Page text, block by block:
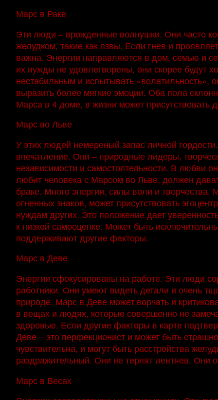
Марс в Раке
Эти люди – врожденные волнушки. Они часто
желудком, такие как язвы. Если гнев и
важна. Энергии направляются в дом, семью и
их нужды не удовлетворены, они скорее будут
нестабильным и испытывать «волатильность»,
выразить более мягкие эмоции. Оба пола
Марса в 4 доме, в жизни может присутствовать
Марс во Льве
У этих людей немереный запас личной
впечатление. Они – природные лидеры,
независимости и самостоятельности. В любви
любит человека с Марсом во Льве, должен
браке. Много энергии, силы воли и творчества.
огненных знаков, может присутствовать
нуждам других. Это положение дает
к низкой самооценке. Может быть
поддерживают другие факторы.
Марс в Деве
Энергии сфокусированы на работе. Эти люди
работники. Они умеют видеть детали и очень
природе. Марс в Деве может ворчать и
в вещах и людях, которые совершенно не
здоровью. Если другие факторы в карте
Деве – это перфекционист и может быть
чувствительна, и могут быть расстройства
раздражительный. Они не терпят лентяев. Они
Марс в Весах